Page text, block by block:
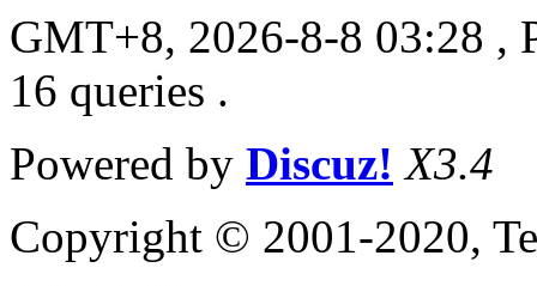
GMT+8, 2026-8-8 03:28 ,
16 queries .
Powered by Discuz! X3.4
Copyright © 2001-2020,